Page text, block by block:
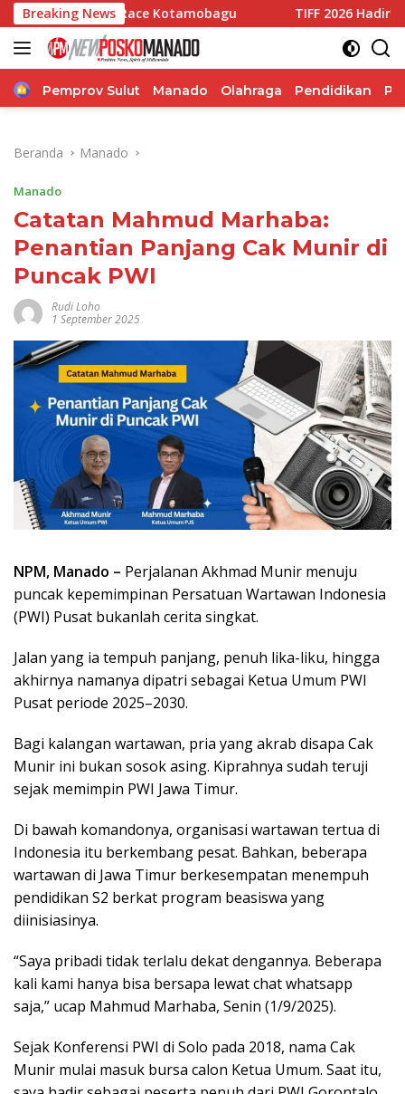
Langsung
ke
konten
Breaking News
Race Kotamobagu TIFF 2026 Hadirkan Pesan
Home
Pemprov Sulut Manado Olahraga Pendidikan
Beranda Manado
Manado
Catatan Mahmud Marhaba:
Penantian Panjang Cak Munir di
Puncak PWI
Rudi Loho
1 September 2025
NPM, Manado – Perjalanan Akhmad Munir menuju
puncak kepemimpinan Persatuan Wartawan Indonesia
(PWI) Pusat bukanlah cerita singkat.
Jalan yang ia tempuh panjang, penuh lika-liku, hingga
akhirnya namanya dipatri sebagai Ketua Umum PWI
Pusat periode 2025–2030.
Bagi kalangan wartawan, pria yang akrab disapa Cak
Munir ini bukan sosok asing. Kiprahnya sudah teruji
sejak memimpin PWI Jawa Timur.
Di bawah komandonya, organisasi wartawan tertua di
Indonesia itu berkembang pesat. Bahkan, beberapa
wartawan di Jawa Timur berkesempatan menempuh
pendidikan S2 berkat program beasiswa yang
diinisiasinya.
“Saya pribadi tidak terlalu dekat dengannya. Beberapa
kali kami hanya bisa bersapa lewat chat whatsapp
saja,” ucap Mahmud Marhaba, Senin (1/9/2025).
Sejak Konferensi PWI di Solo pada 2018, nama Cak
Munir mulai masuk bursa calon Ketua Umum. Saat itu,